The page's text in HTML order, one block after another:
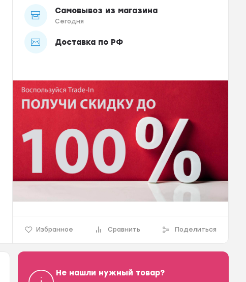
Самовывоз из магазина
Сегодня
Доставка по РФ
Избранное Сравнить Поделиться
Не нашли нужный товар?